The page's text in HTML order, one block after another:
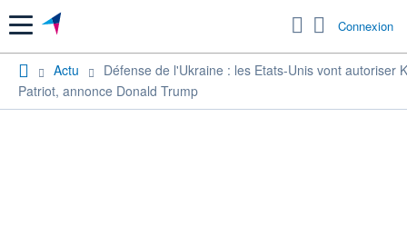
Menu Connexion
Actu
Défense de l'Ukraine : les Etats-Unis vont autoriser
Patriot, annonce Donald Trump